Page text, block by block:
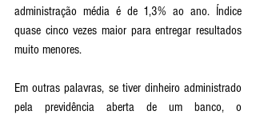
administração média é de 1,3% ao ano. Índice
quase cinco vezes maior para entregar resultados
muito menores.
Em outras palavras, se tiver dinheiro administrado
pela previdência aberta de um banco, o